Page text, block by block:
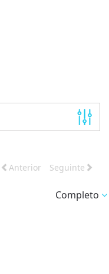
Anterior Seguinte
Completo